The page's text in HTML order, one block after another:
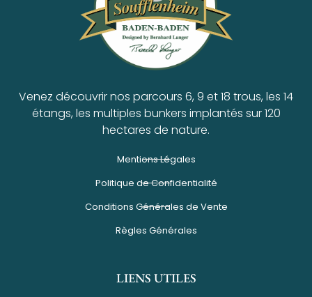
Venez découvrir nos parcours 6, 9 et 18 trous, les 14
étangs, les multiples bunkers implantés sur 120
hectares de nature.
Mentions Légales
Politique de Confidentialité
Conditions Générales de Vente
Règles Générales
LIENS UTILES